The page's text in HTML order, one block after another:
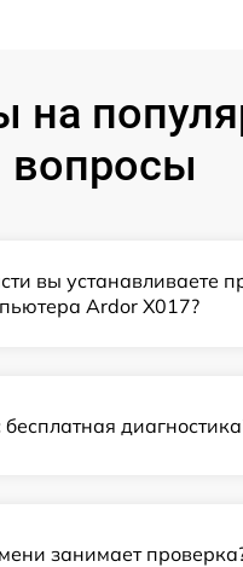
на
вопросы
вы устанавливаете
Ardor X017?
бесплатная
занимает